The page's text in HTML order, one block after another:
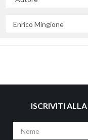
campo
per
ISCRIVITI